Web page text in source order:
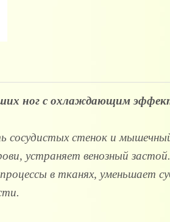
ног с охлаждающим
сосудистых стенок и
устраняет венозный застой.
в тканях, уменьшает